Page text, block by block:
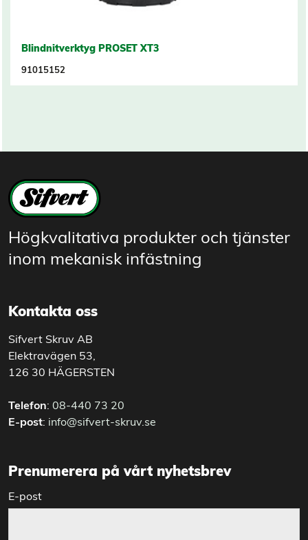
Blindnitverktyg PROSET XT3
91015152
Högkvalitativa produkter och tjänster
inom mekanisk infästning
Kontakta oss
Sifvert Skruv AB
Elektravägen 53,
126 30 HÄGERSTEN
Telefon: 08-440 73 20
E-post: info@sifvert-skruv.se
Prenumerera på vårt nyhetsbrev
E-post